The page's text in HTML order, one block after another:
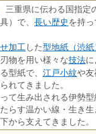
、三重県に伝わる国指定
）で、 長い歴史を持っ
加工 した型地紙（渋紙
物を用い様々な技法
型紙で、 江戸小紋や友
れてきました。
て生み出される伊勢
らす温かい線・生き
から支えてきました。